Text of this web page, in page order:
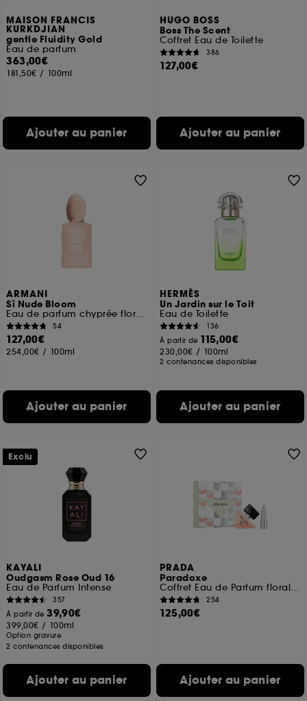
MAISON FRANCIS
KURKDJIAN
gentle Fluidity Gold
Eau de parfum
363,00€
181,50€ / 100ml
Ajouter au panier
HUGO BOSS
Boss The Scent
Coffret Eau de Toilette
386
127,00€
Ajouter au panier
ARMANI
Sì Nude Bloom
Eau de parfum chyprée florale fruitée
54
127,00€
254,00€ / 100ml
Ajouter au panier
HERMÈS
Un Jardin sur le Toit
Eau de Toilette
136
À partir de 115,00€
230,00€ / 100ml
2 contenances disponibles
Ajouter au panier
KAYALI
Oudgasm Rose Oud 16
Eau de Parfum Intense
357
À partir de39,90€
399,00€ / 100ml
Option gravure
2 contenances disponibles
Ajouter au panier
Exclu
PRADA
Paradoxe
Coffret Eau de Parfum florale ambrée et Baume Astral Pink pour femme
254
125,00€
Ajouter au panier